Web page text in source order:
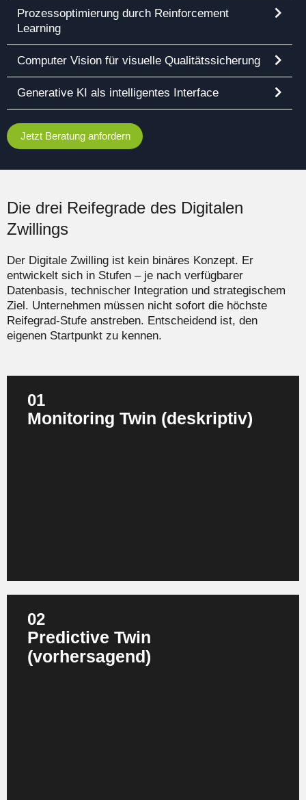
Prozessoptimierung durch Reinforcement
Learning
Computer Vision für visuelle Qualitätssicherung
Generative KI als intelligentes Interface
Jetzt Beratung anfordern
Die drei Reifegrade des Digitalen
Zwillings
Der Digitale Zwilling ist kein binäres Konzept. Er
entwickelt sich in Stufen – je nach verfügbarer
Datenbasis, technischer Integration und strategischem
Ziel. Unternehmen müssen nicht sofort die höchste
Reifegrad‑Stufe anstreben. Entscheidend ist, den
eigenen Startpunkt zu kennen.
01
Monitoring Twin (deskriptiv)
Die Einstiegsstufe: Der Digitale Zwilling bildet einen
02
Predictive Twin
(vorhersagend)
Die zweite Stufe verknüpft historische Daten mit aktuellen
Betriebsdaten und KI‑Modellen, um künftige Zustände